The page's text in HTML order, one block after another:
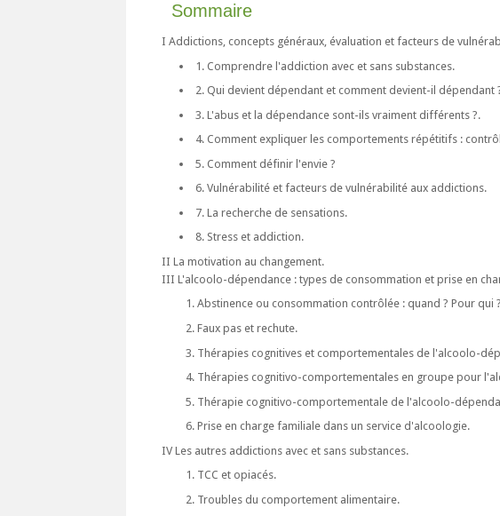
Sommaire
I Addictions, concepts généraux, évaluation et facteurs de
1. Comprendre l'addiction avec et sans substances.
2. Qui devient dépendant et comment devient-il dépendant
3. L'abus et la dépendance sont-ils vraiment différents ?.
4. Comment expliquer les comportements répétitifs :
5. Comment définir l'envie ?
6. Vulnérabilité et facteurs de vulnérabilité aux addictions.
7. La recherche de sensations.
8. Stress et addiction.
II La motivation au changement.
III L'alcoolo-dépendance : types de consommation et prise en
Abstinence ou consommation contrôlée : quand ? Pour qui ?
Faux pas et rechute.
Thérapies cognitives et comportementales de l'alcoolo-
Thérapies cognitivo-comportementales en groupe pour
Thérapie cognitivo-comportementale de l'alcoolo-
Prise en charge familiale dans un service d'alcoologie.
IV Les autres addictions avec et sans substances.
TCC et opiacés.
Troubles du comportement alimentaire.